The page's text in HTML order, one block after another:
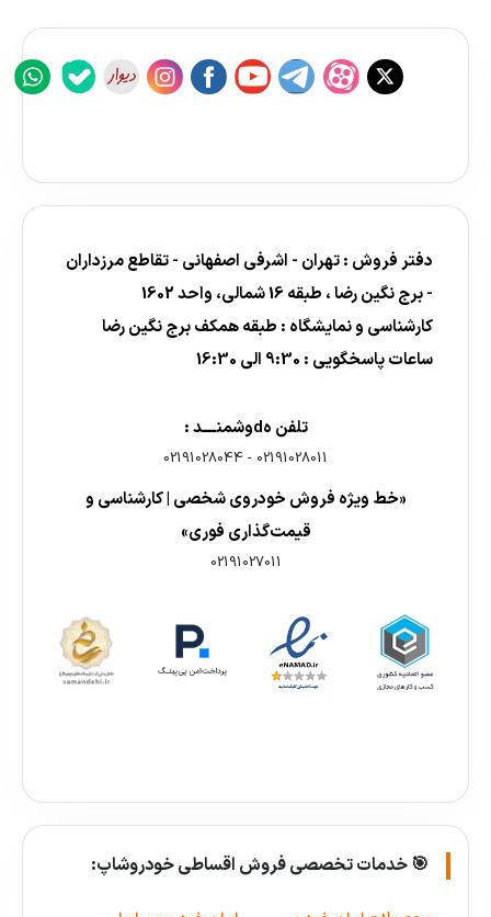
دفتر فروش : تهران - اشرفی اصفهانی - تقاطع مرزداران
- برج نگین رضا ، طبقه 16 شمالی، واحد 1602
کارشناسی و نمایشگاه : طبقه همکف برج نگین رضا
ساعات پاسخگویی : 9:30 الی 16:30
تلفن هdوشمنــــد :
02191028011
-
02191028044
«خط ویژه فروش خودروی شخصی | کارشناسی و
قیمت‌گذاری فوری»
02191027011
🎯 خدمات تخصصی فروش اقساطی خودروشاپ: